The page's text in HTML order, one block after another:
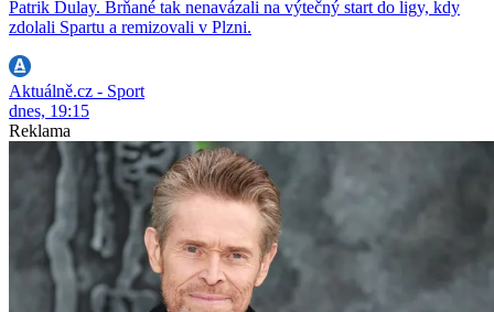
Patrik Dulay. Brňané tak nenavázali na výtečný start do ligy, kdy
zdolali Spartu a remizovali v Plzni.
Aktuálně.cz - Sport
dnes, 19:15
Reklama